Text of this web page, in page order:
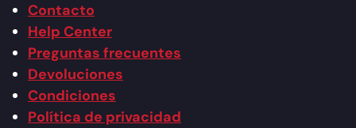
Contacto
Help Center
Preguntas frecuentes
Devoluciones
Condiciones
Política de privacidad